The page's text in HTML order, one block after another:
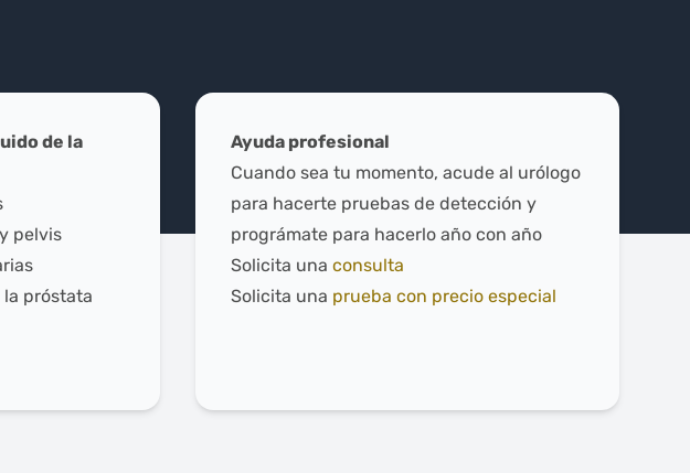
de la
pelvis
la próstata
Ayuda profesional
Cuando sea tu momento, acude al urólogo
para hacerte pruebas de detección y
prográmate para hacerlo año con año
Solicita una consulta
Solicita una prueba con precio especial